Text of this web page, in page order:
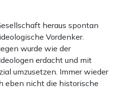
heraus spontan
Vordenker.
wurde wie der
erdacht und mit
umzusetzen. Immer wieder
eben nicht die historische